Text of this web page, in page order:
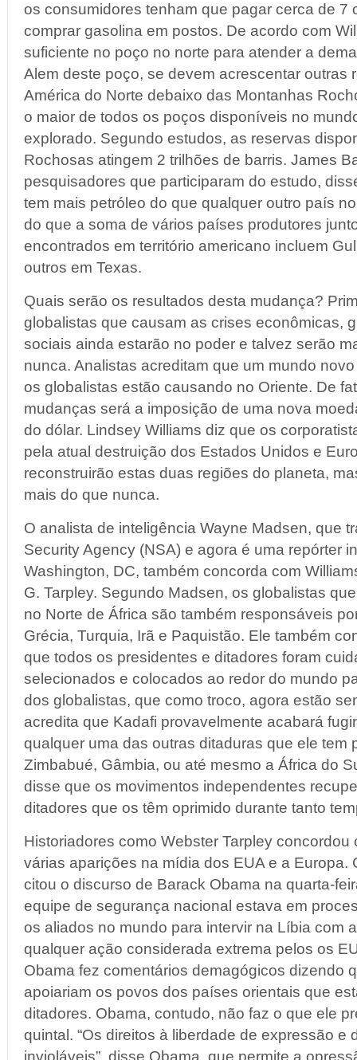
os consumidores tenham que pagar cerca de 7
comprar gasolina em postos. De acordo com
suficiente no poço no norte para atender a
Alem deste poço, se devem acrescentar outras
América do Norte debaixo das Montanhas
o maior de todos os poços disponíveis no
explorado. Segundo estudos, as reservas
Rochosas atingem 2 trilhões de barris. James
pesquisadores que participaram do estudo,
tem mais petróleo do que qualquer outro país
do que a soma de vários países produtores
encontrados em território americano incluem
outros em Texas.
Quais serão os resultados desta mudança?
globalistas que causam as crises econômicas,
sociais ainda estarão no poder e talvez serão
nunca. Analistas acreditam que um mundo
os globalistas estão causando no Oriente. De
mudanças será a imposição de uma nova
do dólar. Lindsey Williams diz que os
pela atual destruição dos Estados Unidos e
reconstruirão estas duas regiões do planeta,
mais do que nunca.
O analista de inteligência Wayne Madsen, que
Security Agency (NSA) e agora é uma repórter
Washington, DC, também concorda com
G. Tarpley. Segundo Madsen, os globalistas
no Norte de África são também responsáveis
Grécia, Turquia, Irã e Paquistão. Ele também
que todos os presidentes e ditadores foram
selecionados e colocados ao redor do mundo
dos globalistas, que como troco, agora estão
acredita que Kadafi provavelmente acabará
qualquer uma das outras ditaduras que ele tem
Zimbabué, Gâmbia, ou até mesmo a África do
disse que os movimentos independentes
ditadores que os têm oprimido durante tanto
Historiadores como Webster Tarpley
várias aparições na mídia dos EUA e a Europa.
citou o discurso de Barack Obama na quarta-
equipe de segurança nacional estava em
os aliados no mundo para intervir na Líbia com
qualquer ação considerada extrema pelos os
Obama fez comentários demagógicos dizendo
apoiariam os povos dos países orientais que
ditadores. Obama, contudo, não faz o que ele
quintal. “Os direitos à liberdade de expressão e
invioláveis”, disse Obama, que permite a